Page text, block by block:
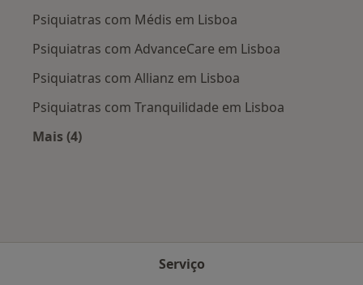
Psiquiatras com Médis em Lisboa
Psiquiatras com AdvanceCare em Lisboa
Psiquiatras com Allianz em Lisboa
Psiquiatras com Tranquilidade em Lisboa
Mais (4)
Serviço